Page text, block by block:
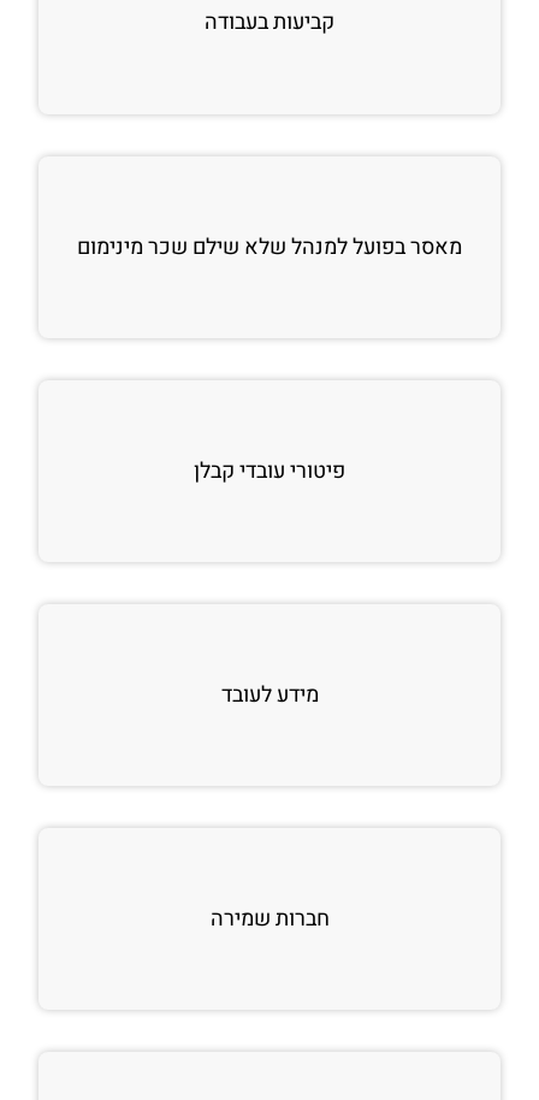
קביעות בעבודה
מאסר בפועל למנהל שלא שילם שכר מינימום
פיטורי עובדי קבלן
מידע לעובד
חברות שמירה